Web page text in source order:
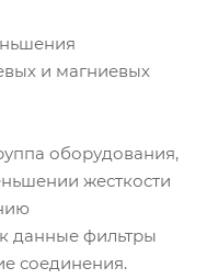
и магниевых
оборудования,
жесткости
данные фильтры
соединения.